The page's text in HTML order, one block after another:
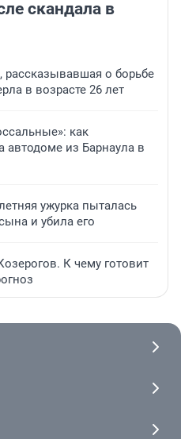
скандала в
рассказывавшая о борьбе
в возрасте 26 лет
как
автодоме из Барнаула в
ужурка пыталась
и убила его
К чему готовит